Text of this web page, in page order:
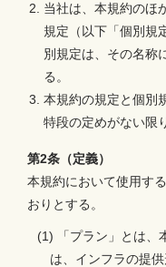
当社は、本規約のほ
規定（以下「個別規
別規定は、その名称
る。
本規約の規定と個別
特段の定めがない限
第2条（定義）
本規約において使用す
おりとする。
(1) 「プラン」とは、
は、インフラの提